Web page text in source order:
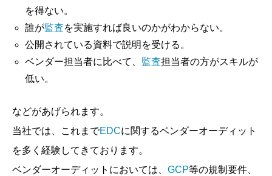
を得ない。
誰が監査を実施すれば良いのかがわからない。
公開されている資料で説明を受ける。
ベンダー担当者に比べて、 監査担当者の方がスキルが
低い。
などがあげられます。
当社では、これまでEDCに関するベンダーオーディット
を多く経験してきております。
ベンダーオーディットにおいては、 GCP等の規制要件、